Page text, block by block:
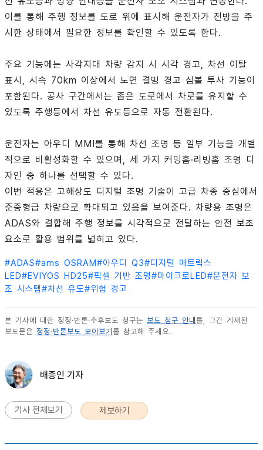
이를 통해 주행 정보를 도로 위에 표시해 운전자가 전방을 주
시한 상태에서 필요한 정보를 확인할 수 있도록 한다.
주요 기능에는 사각지대 차량 감지 시 시각 경고, 차선 이탈
표시, 시속 70km 이상에서 노면 결빙 경고 심볼 투사 기능이
포함된다. 공사 구간에서는 좁은 도로에서 차로를 유지할 수
있도록 주행등에서 차선 유도등으로 자동 전환된다.
운전자는 아우디 MMI를 통해 차선 조명 등 일부 기능을 개별
적으로 비활성화할 수 있으며, 세 가지 커밍홈·리빙홈 조명 디
자인 중 하나를 선택할 수 있다.
이번 적용은 고해상도 디지털 조명 기술이 고급 차종 중심에서
준중형급 차량으로 확대되고 있음을 보여준다. 차량용 조명은
ADAS와 결합해 주행 정보를 시각적으로 전달하는 안전 보조
요소로 활용 범위를 넓히고 있다.
#ADAS#ams OSRAM#아우디 Q3#디지털 매트릭스
LED#EVIYOS HD25#픽셀 기반 조명#마이크로LED#운전자 보
조 시스템#차선 유도#위험 경고
본 기사에 대한 정정·반론·추후보도 청구는 보도 청구 안내 를, 그간 게재된
보도문은 정정·반론보도 모아보기 를 참고해 주세요.
배종인 기자
기사 전체보기 제보하기